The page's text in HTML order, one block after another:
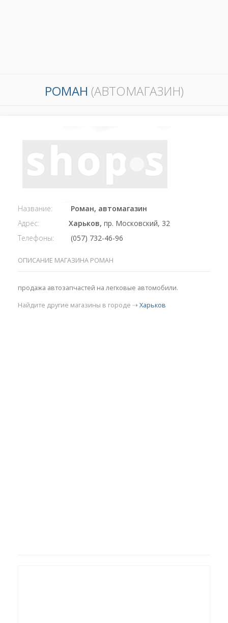
РОМАН (АВТОМАГАЗИН)
Название:
Роман, автомагазин
Адрес:
Харьков, пр. Московский, 32
Телефоны:
(057) 732-46-96
ОПИСАНИЕ МАГАЗИНА РОМАН
продажа автозапчастей на легковые автомобили.
Найдите другие магазины в городе ⇢ Харьков